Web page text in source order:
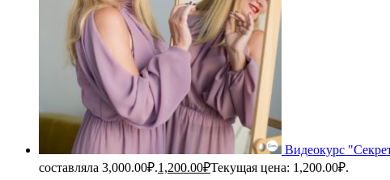
Видеокурс
составляла 3,000.00₽.1,200.00₽Текущая цена: 1,200.00₽.